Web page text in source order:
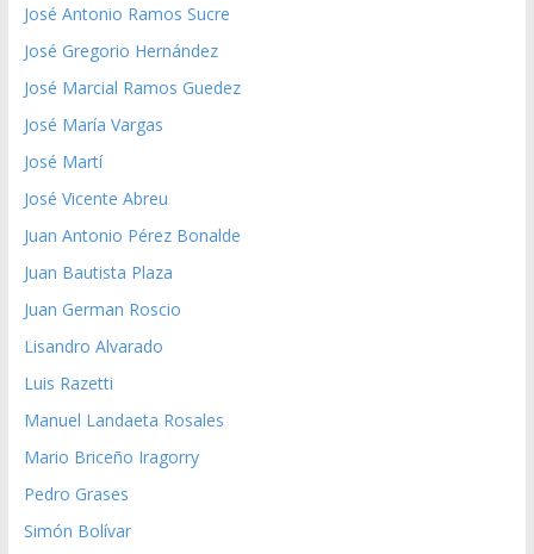
José Antonio Ramos Sucre
José Gregorio Hernández
José Marcial Ramos Guedez
José María Vargas
José Martí
José Vicente Abreu
Juan Antonio Pérez Bonalde
Juan Bautista Plaza
Juan German Roscio
Lisandro Alvarado
Luis Razetti
Manuel Landaeta Rosales
Mario Briceño Iragorry
Pedro Grases
Simón Bolívar